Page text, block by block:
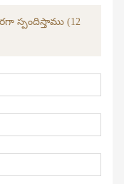
స్పందిస్తాము (12